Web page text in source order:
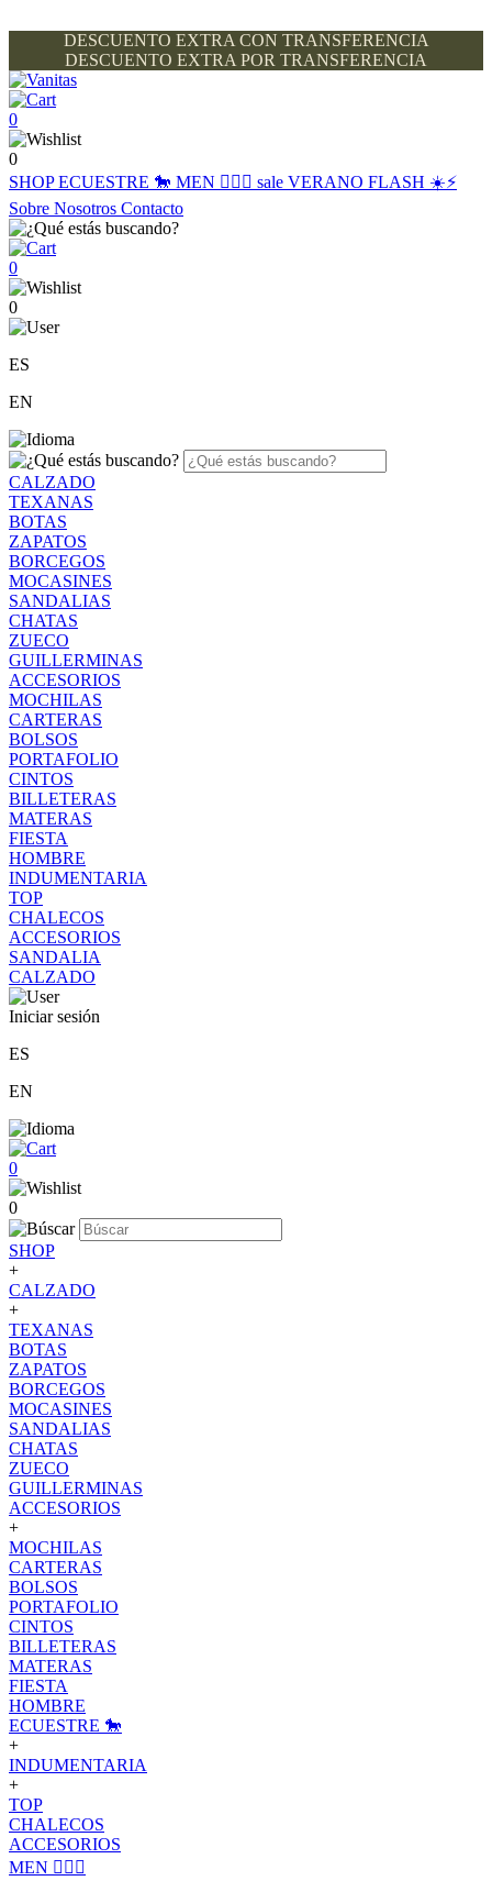
DESCUENTO EXTRA CON TRANSFERENCIA
DESCUENTO EXTRA POR TRANSFERENCIA
0
0
SHOPECUESTRE 🐎 MEN 🙋🏽‍♂️ sale VERANO FLASH ☀️⚡️
Sobre Nosotros Contacto
0
0
ES
EN
CALZADO
TEXANAS
BOTAS
ZAPATOS
BORCEGOS
MOCASINES
SANDALIAS
CHATAS
ZUECO
GUILLERMINAS
ACCESORIOS
MOCHILAS
CARTERAS
BOLSOS
PORTAFOLIO
CINTOS
BILLETERAS
MATERAS
FIESTA
HOMBRE
INDUMENTARIA
TOP
CHALECOS
ACCESORIOS
SANDALIA
CALZADO
Iniciar sesión
ES
EN
0
0
SHOP
+
CALZADO
+
TEXANAS
BOTAS
ZAPATOS
BORCEGOS
MOCASINES
SANDALIAS
CHATAS
ZUECO
GUILLERMINAS
ACCESORIOS
+
MOCHILAS
CARTERAS
BOLSOS
PORTAFOLIO
CINTOS
BILLETERAS
MATERAS
FIESTA
HOMBRE
ECUESTRE 🐎
+
INDUMENTARIA
+
TOP
CHALECOS
ACCESORIOS
MEN 🙋🏽‍♂️